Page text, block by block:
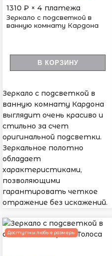
1310 ₽ × 4 платежа
Зеркало с подсветкой в
ванную комнату Кардона
В КОРЗИНУ
Зеркало с подсветкой в
ванную комнату Кардона
выглядит очень красиво и
стильно за счет
оригинальной подсветки.
Зеркальное полотно
обладает
характеристиками,
позволяющими
гарантировать четкое
отражение без искажений.
Доступны любые размеры